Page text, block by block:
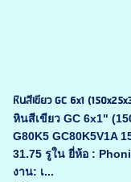
หินสีเขียว GC 6x1
หินสีเขียว GC 6x1"
G80K5 GC80K5V1A
31.75 รูใน ยี่ห้อ :
งาน: เ...